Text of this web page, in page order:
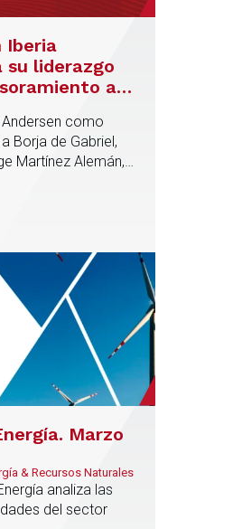
Iberia
su liderazgo
a
High Net
como
Martínez Alemán,
Marzo
& Recursos Naturales
analiza las
del sector